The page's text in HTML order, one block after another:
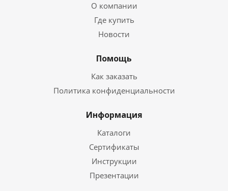
О компании
Где купить
Новости
Помощь
Как заказать
Политика конфиденциальности
Информация
Каталоги
Сертификаты
Инструкции
Презентации